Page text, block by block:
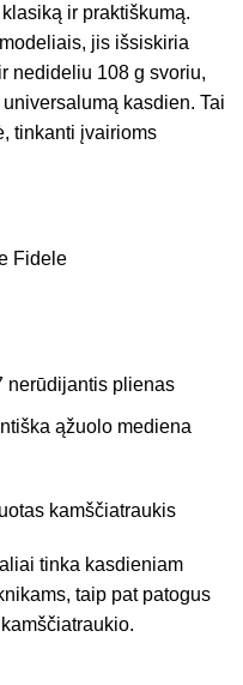
ir praktiškumą.
jis išsiskiria
nedideliu 108 g svoriu,
kasdien. Tai
tinkanti įvairioms
Fidele
nerūdijantis plienas
ąžuolo mediena
kamščiatraukis
tinka kasdieniam
taip pat patogus